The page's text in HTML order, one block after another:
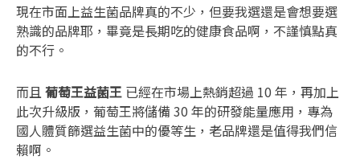
現在市面上益生菌品牌真的不少，但要我選還是會想要選
熟識的品牌耶，畢竟是長期吃的健康食品啊，不謹慎點真
的不行。
而且 葡萄王益菌王 已經在市場上熱銷超過 10 年，再加上
此次升級版，葡萄王將儲備 30 年的研發能量應用，專為
國人體質篩選益生菌中的優等生，老品牌還是值得我們信
賴啊。